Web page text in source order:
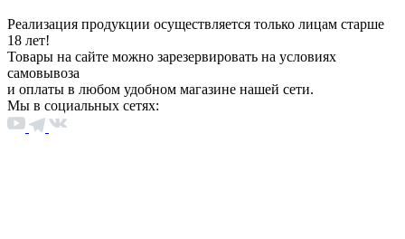
Реализация продукции осуществляется только лицам старше
18 лет!
Товары на сайте можно зарезервировать на условиях
самовывоза
и оплаты в любом удобном магазине нашей сети.
Мы в социальных сетях: